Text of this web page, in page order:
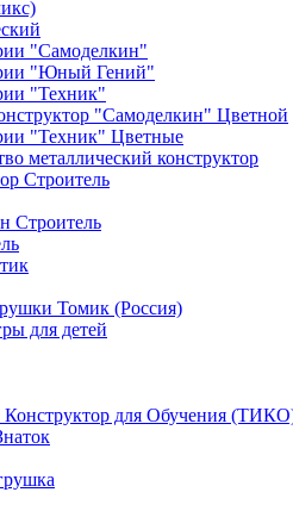
"Самоделкин"
"Юный Гений"
"Техник"
"Самоделкин" Цветной
"Техник" Цветные
металлический конструктор
Строитель
Строитель
Томик (Россия)
для детей
для Обучения